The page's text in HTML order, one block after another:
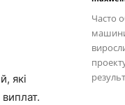
які
Часто